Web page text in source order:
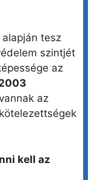
tesz
szintjét
az
az
kell az